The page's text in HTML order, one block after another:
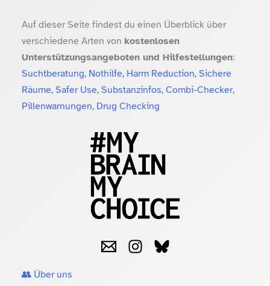
Auf dieser Seite findest du einen Überblick über
verschiedene Arten von kostenlosen
Unterstützungsangeboten und Hilfestellungen:
Suchtberatung, Nothilfe, Harm Reduction, Sichere
Räume, Safer Use, Substanzinfos, Combi-Checker,
Pillenwarnungen, Drug Checking
👥 Über uns